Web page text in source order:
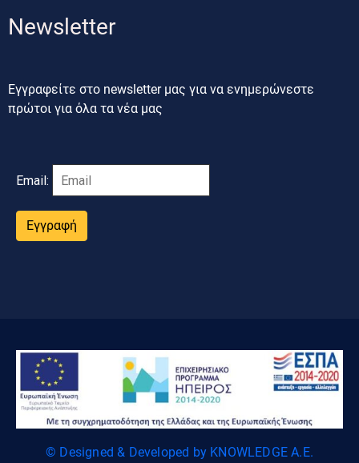
Newsletter
Εγγραφείτε στο newsletter μας για να ενημερώνεστε
πρώτοι για όλα τα νέα μας
Email:
Εγγραφή
© Designed & Developed by KNOWLEDGE A.E.